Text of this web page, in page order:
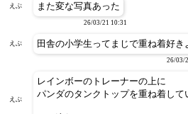
えぶ また変な写真あった
26/03/21 10:31
えぶ 田舎の小学生ってまじで重ね着好き
26/03/
えぶ
レインボーのトレーナーの上に
パンダのタンクトップを重ね着して